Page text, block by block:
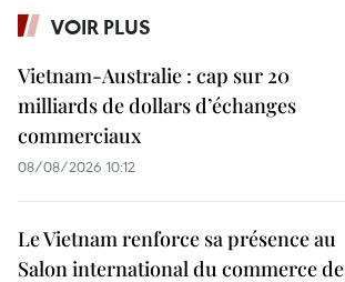
VOIR PLUS
Vietnam-Australie : cap sur 20
milliards de dollars d’échanges
commerciaux
08/08/2026 10:12
Le Vietnam renforce sa présence au
Salon international du commerce de